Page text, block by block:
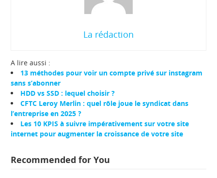
La rédaction
A lire aussi :
13 méthodes pour voir un compte privé sur instagram
sans s’abonner
HDD vs SSD : lequel choisir ?
CFTC Leroy Merlin : quel rôle joue le syndicat dans
l’entreprise en 2025 ?
Les 10 KPIS à suivre impérativement sur votre site
internet pour augmenter la croissance de votre site
Recommended for You